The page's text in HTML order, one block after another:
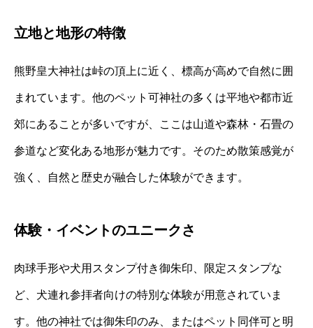
立地と地形の特徴
熊野皇大神社は峠の頂上に近く、標高が高めで自然に囲
まれています。他のペット可神社の多くは平地や都市近
郊にあることが多いですが、ここは山道や森林・石畳の
参道など変化ある地形が魅力です。そのため散策感覚が
強く、自然と歴史が融合した体験ができます。
体験・イベントのユニークさ
肉球手形や犬用スタンプ付き御朱印、限定スタンプな
ど、犬連れ参拝者向けの特別な体験が用意されていま
す。他の神社では御朱印のみ、またはペット同伴可と明